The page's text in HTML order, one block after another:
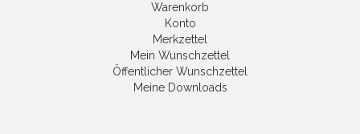
Warenkorb
Konto
Merkzettel
Mein Wunschzettel
Öffentlicher Wunschzettel
Meine Downloads